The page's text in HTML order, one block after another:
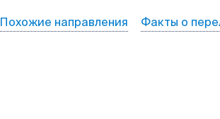
Похожие направления Факты о